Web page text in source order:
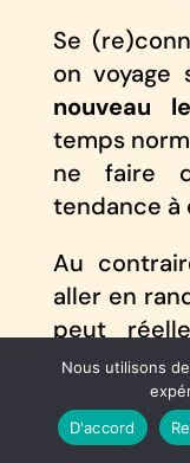
Se
on voyage
nouveau
temps
ne faire
tendance à
Au
aller en
peut
:
relâcher
Nous utilisons
D'accord